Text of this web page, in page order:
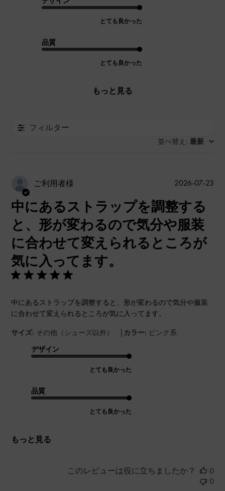
とても良かった
品質
とても良かった
もっと見る
フィルター
並べ替え : 最新
ご利用者様
中にあるストラップを調整する
と、形が変わるので気分や服装
に合わせて変えられるところが
気に入ってます。
中にあるストラップを調整すると、形が変わるので気分や服装
に合わせて変えられるところが気に入ってます。
サイズ: その他（シューズ以外） | カラー: ピンク系
デザイン
とても良かった
品質
とても良かった
もっと見る
公
2026-07-23
このレビューは役に立ちましたか？
0
0